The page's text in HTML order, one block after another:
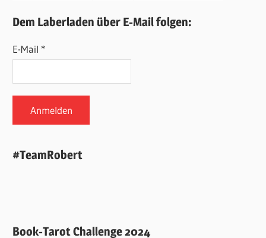
Dem Laberladen über E-Mail folgen:
E-Mail *
#TeamRobert
Book-Tarot Challenge 2024